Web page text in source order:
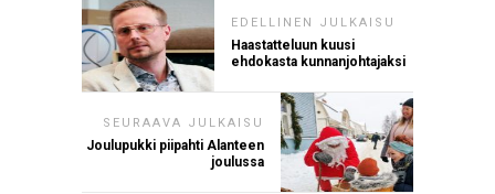
EDELLINEN JULKAISU
Haastatteluun kuusi
ehdokasta kunnanjohtajaksi
SEURAAVA JULKAISU
Joulupukki piipahti Alanteen
joulussa